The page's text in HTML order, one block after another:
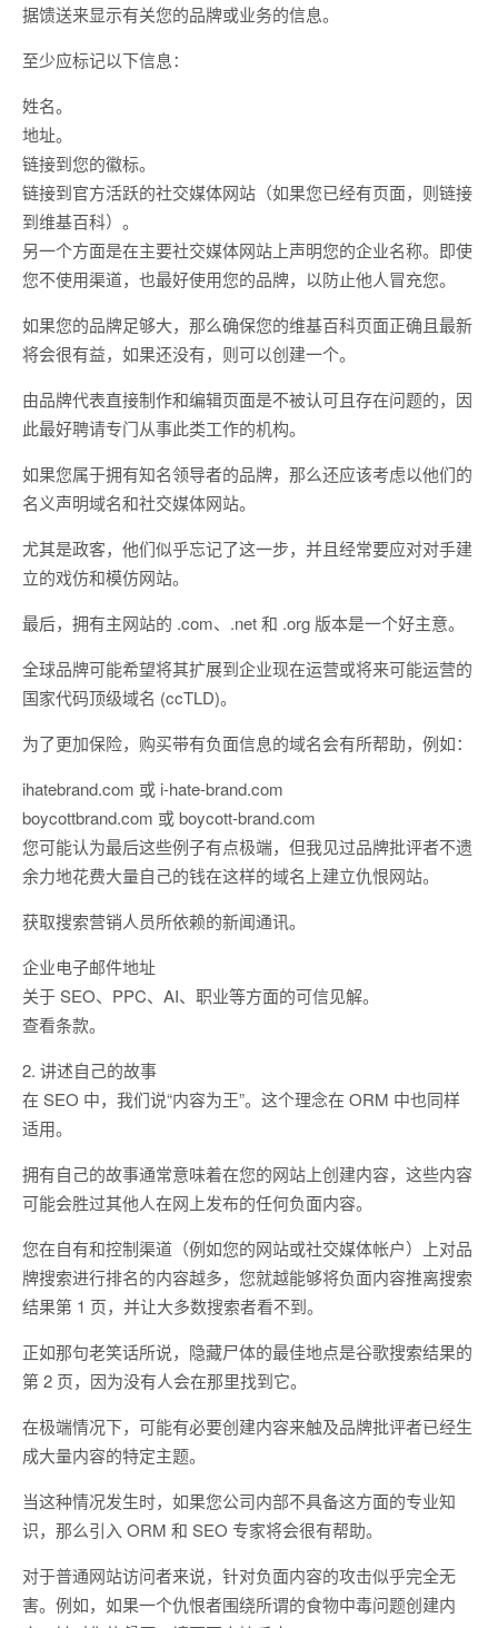
据馈送来显示有关您的品牌或业务的信息。
至少应标记以下信息：
姓名。
地址。
链接到您的徽标。
链接到官方活跃的社交媒体网站（如果您已经有页面，则链接
到维基百科）。
另一个方面是在主要社交媒体网站上声明您的企业名称。即使
您不使用渠道，也最好使用您的品牌，以防止他人冒充您。
如果您的品牌足够大，那么确保您的维基百科页面正确且最新
将会很有益，如果还没有，则可以创建一个。
由品牌代表直接制作和编辑页面是不被认可且存在问题的，因
此最好聘请专门从事此类工作的机构。
如果您属于拥有知名领导者的品牌，那么还应该考虑以他们的
名义声明域名和社交媒体网站。
尤其是政客，他们似乎忘记了这一步，并且经常要应对对手建
立的戏仿和模仿网站。
最后，拥有主网站的 .com、.net 和 .org 版本是一个好主意。
全球品牌可能希望将其扩展到企业现在运营或将来可能运营的
国家代码顶级域名 (ccTLD)。
为了更加保险，购买带有负面信息的域名会有所帮助，例如：
ihatebrand.com 或 i-hate-brand.com
boycottbrand.com 或 boycott-brand.com
您可能认为最后这些例子有点极端，但我见过品牌批评者不遗
余力地花费大量自己的钱在这样的域名上建立仇恨网站。
获取搜索营销人员所依赖的新闻通讯。
企业电子邮件地址
关于 SEO、PPC、AI、职业等方面的可信见解。
查看条款。
2. 讲述自己的故事
在 SEO 中，我们说“内容为王”。这个理念在 ORM 中也同样
适用。
拥有自己的故事通常意味着在您的网站上创建内容，这些内容
可能会胜过其他人在网上发布的任何负面内容。
您在自有和控制渠道（例如您的网站或社交媒体帐户）上对品
牌搜索进行排名的内容越多，您就越能够将负面内容推离搜索
结果第 1 页，并让大多数搜索者看不到。
正如那句老笑话所说，隐藏尸体的最佳地点是谷歌搜索结果的
第 2 页，因为没有人会在那里找到它。
在极端情况下，可能有必要创建内容来触及品牌批评者已经生
成大量内容的特定主题。
当这种情况发生时，如果您公司内部不具备这方面的专业知
识，那么引入 ORM 和 SEO 专家将会很有帮助。
对于普通网站访问者来说，针对负面内容的攻击似乎完全无
害。例如，如果一个仇恨者围绕所谓的食物中毒问题创建内